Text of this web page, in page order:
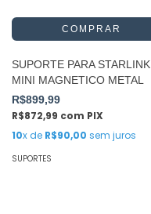
SUPORTE PARA STARLINK
MINI MAGNETICO METAL
R$899,99
R$872,99 com PIX
10x de R$90,00 sem juros
SUPORTES